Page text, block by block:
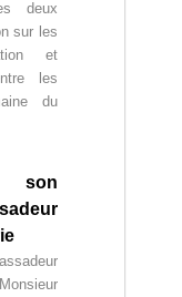
deux
sur les
et
les
du